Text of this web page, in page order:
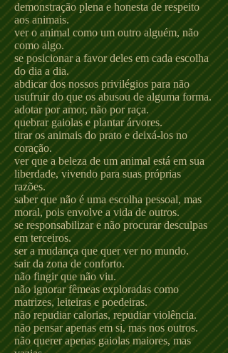
demonstração plena e honesta de respeito
aos animais.
ver o animal como um outro alguém, não
como algo.
se posicionar a favor deles em cada escolha
do dia a dia.
abdicar dos nossos privilégios para não
usufruir do que os abusou de alguma forma.
adotar por amor, não por raça.
quebrar gaiolas e plantar árvores.
tirar os animais do prato e deixá-los no
coração.
ver que a beleza de um animal está em sua
liberdade, vivendo para suas próprias
razões.
saber que não é uma escolha pessoal, mas
moral, pois envolve a vida de outros.
se responsabilizar e não procurar desculpas
em terceiros.
ser a mudança que quer ver no mundo.
sair da zona de conforto.
não fingir que não viu.
não ignorar fêmeas exploradas como
matrizes, leiteiras e poedeiras.
não repudiar calorias, repudiar violência.
não pensar apenas em si, mas nos outros.
não querer apenas gaiolas maiores, mas